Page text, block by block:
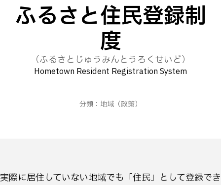
ふるさと住民登録制
度
（ふるさとじゅうみんとうろくせいど）
Hometown Resident Registration System
分類： 地域 （政策）
実際に居住していない地域でも「住民」として登録でき